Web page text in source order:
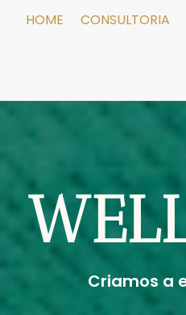
HOME CONSULTORIA
Criamos a